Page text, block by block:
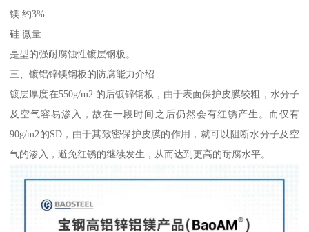
镁 约3%
硅 微量
是型的强耐腐蚀性镀层钢板。
三、镀铝锌镁钢板的防腐能力介绍
镀层厚度在550g/m2 的后镀锌钢板，由于表面保护皮膜较粗，水分子
及空气容易渗入，故在一段时间之后仍然会有红锈产生。而仅有
90g/m2的SD，由于其致密保护皮膜的作用，就可以阻断水分子及空
气的渗入，避免红锈的继续发生，从而达到更高的耐腐水平。